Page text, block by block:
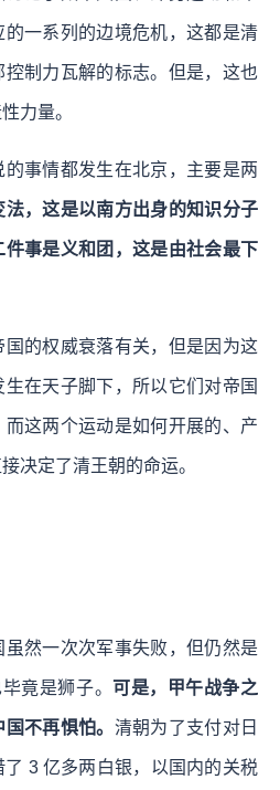
一系列的边境危机，这都是清
制力瓦解的标志。但是，这也
力量。
事情都发生在北京，主要是两
，这是以南方出身的知识分子
事是义和团，这是由社会最下
的权威衰落有关，但是因为这
在天子脚下，所以它们对帝国
这两个运动是如何开展的、产
决定了清王朝的命运。
然一次次军事失败，但仍然是
竟是狮子。 可是，甲午战争之
不再惧怕。 清朝为了支付对日
3 亿多两白银，以国内的关税